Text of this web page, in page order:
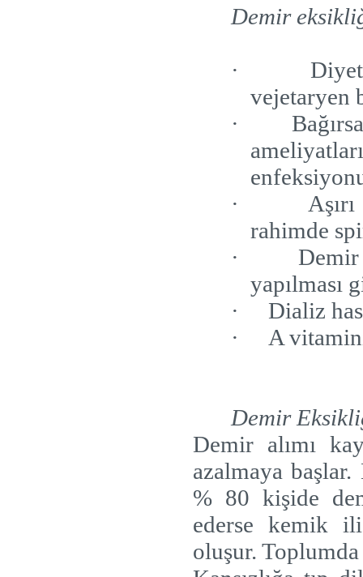
Demir
·
vejetaryen
·
·
rahimde
·
Demir
yapılması
·
Dializ
·
A
Demir
Demir alımı
azalmaya
% 80 kişide
ederse kemik
oluşur.